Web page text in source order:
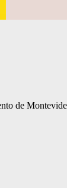
de